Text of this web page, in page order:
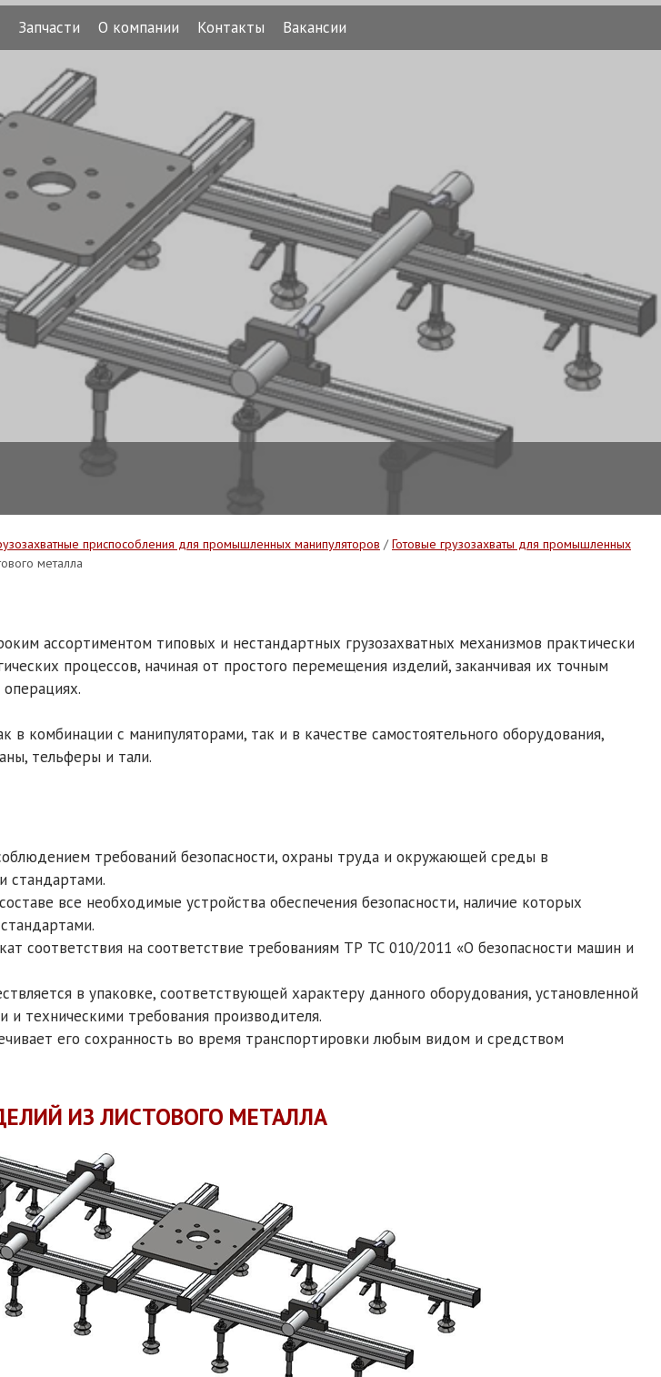
Запчасти О компании Контакты Вакансии
приспособления для промышленных манипуляторов /Готовые грузозахваты для промышленных
металла
ассортиментом типовых и нестандартных грузозахватных механизмов практически
процессов, начиная от простого перемещения изделий, заканчивая их точным
в комбинации с манипуляторами, так и в качестве самостоятельного оборудования,
тельферы и тали.
требований безопасности, охраны труда и окружающей среды в
стандартами.
все необходимые устройства обеспечения безопасности, наличие которых
соответствия на соответствие требованиям ТР ТС 010/2011 «О безопасности машин и
в упаковке, соответствующей характеру данного оборудования, установленной
техническими требования производителя.
его сохранность во время транспортировки любым видом и средством
ИЗ ЛИСТОВОГО МЕТАЛЛА